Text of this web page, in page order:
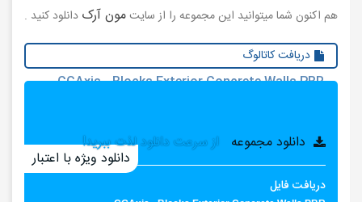
هم اکنون شما میتوانید این مجموعه را از سایتمون آرک دانلود کنید .
دریافت کاتالوگ
CGAxis - Blocks Exterior Concrete Walls PBR
دانلود مجموعه از سرعت دانلود لذت ببرید!
دانلود ویژه با اعتبار
دریافت فایل